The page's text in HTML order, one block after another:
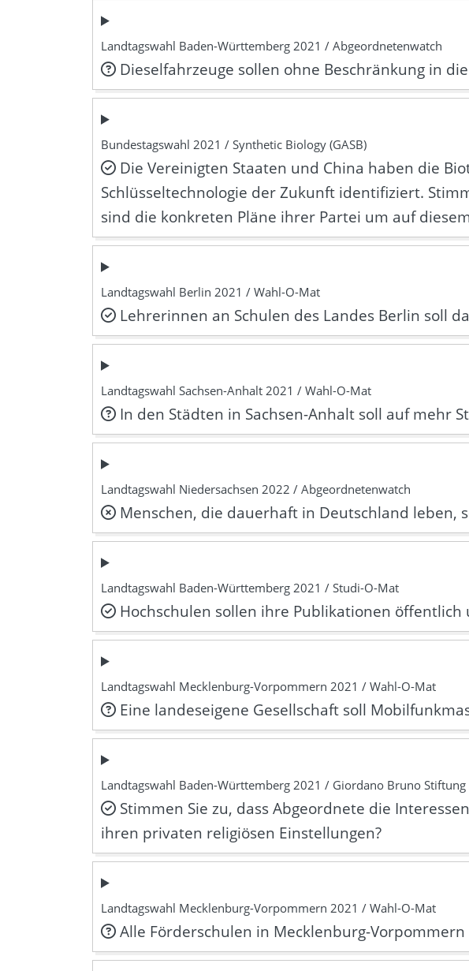
Landtagswahl Baden-Württemberg 2021 / Abgeordnetenwatch
Dieselfahrzeuge sollen ohne Beschränkung in
Bundestagswahl 2021 / Synthetic Biology (GASB)
Die Vereinigten Staaten und China haben die
Schlüsseltechnologie der Zukunft identifiziert.
sind die konkreten Pläne ihrer Partei um auf
Landtagswahl Berlin 2021 / Wahl-O-Mat
Lehrerinnen an Schulen des Landes Berlin soll
Landtagswahl Sachsen-Anhalt 2021 / Wahl-O-Mat
In den Städten in Sachsen-Anhalt soll auf mehr
Landtagswahl Niedersachsen 2022 / Abgeordnetenwatch
Menschen, die dauerhaft in Deutschland
Landtagswahl Baden-Württemberg 2021 / Studi-O-Mat
Hochschulen sollen ihre Publikationen
Landtagswahl Mecklenburg-Vorpommern 2021 / Wahl-O-Mat
Eine landeseigene Gesellschaft soll
Landtagswahl Baden-Württemberg 2021 / Giordano Bruno Stiftung
Stimmen Sie zu, dass Abgeordnete die
ihren privaten religiösen Einstellungen?
Landtagswahl Mecklenburg-Vorpommern 2021 / Wahl-O-Mat
Alle Förderschulen in Mecklenburg-